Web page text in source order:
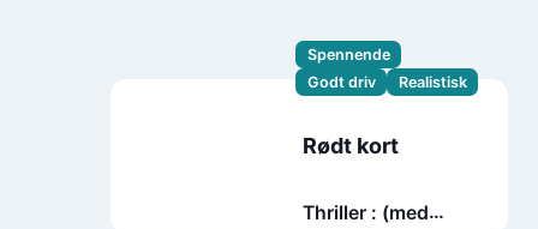
Spennende
Godt driv
Realistisk
Rødt kort
Thriller : (med